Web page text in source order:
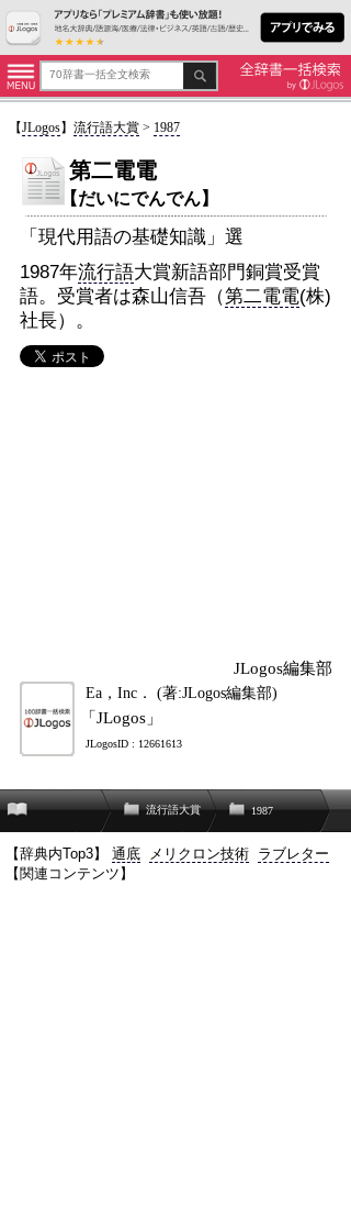
【JLogos】 流行語大賞> 1987
第二電電
【だいにでんでん】
「現代用語の基礎知識」選
1987年流行語大賞新語部門銅賞受賞
語。受賞者は森山信吾（第二電電(株)
社長）。
JLogos編集部
Ea，Inc． (著:JLogos編集部)
「JLogos」
JLogosID : 12661613
流行語大賞 1987
【辞典内Top3】 通底 メリクロン技術 ラブレター
【関連コンテンツ】